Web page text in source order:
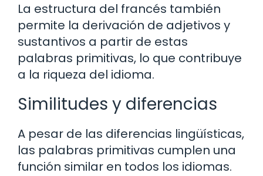
La estructura del francés también
permite la derivación de adjetivos y
sustantivos a partir de estas
palabras primitivas, lo que contribuye
a la riqueza del idioma.
Similitudes y diferencias
A pesar de las diferencias lingüísticas,
las palabras primitivas cumplen una
función similar en todos los idiomas.